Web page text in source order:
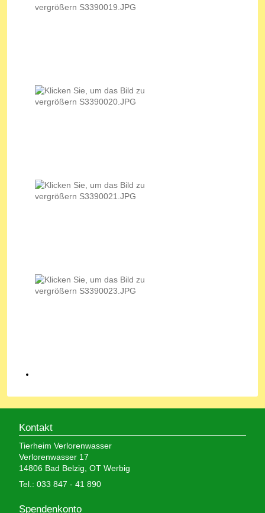
Kontakt
Tierheim Verlorenwasser
Verlorenwasser 17
14806 Bad Belzig, OT Werbig
Tel.: 033 847 - 41 890
Spendenkonto